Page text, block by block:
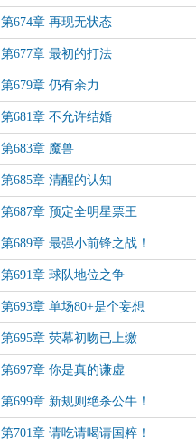
第674章 再现无状态
第677章 最初的打法
第679章 仍有余力
第681章 不允许结婚
第683章 魔兽
第685章 清醒的认知
第687章 预定全明星票王
第689章 最强小前锋之战！
第691章 球队地位之争
第693章 单场80+是个妄想
第695章 荧幕初吻已上缴
第697章 你是真的谦虚
第699章 新规则绝杀公牛！
第701章 请吃请喝请国粹！